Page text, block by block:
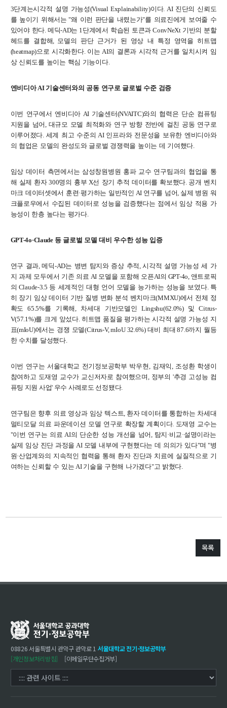
학부장 감사 인사
신임교수초빙
초빙안내
3단계는시각적 설명 가능성(Visual Explainability)이다. AI 진단의 신뢰도
를 높이기 위해서는 "왜 이런 판단을 내렸는가"를 의료진에게 보여줄 수
있어야 한다. 메딕-AD는 1단계에서 학습된 토큰과 ConvNeXt 기반의 분할
헤드를 결합해, 모델의 판단 근거가 된 영상 내 특정 영역을 히트맵
(heatmap)으로 시각화한다. 이는 AI의 결론과 시각적 근거를 일치시켜 임
상 신뢰도를 높이는 핵심 기능이다.
엔비디아AI 기술센터와의 공동 연구로 글로벌 수준 검증
이번 연구에서 엔비디아AI 기술센터(NVAITC)와의 협력은 단순 컴퓨팅
지원을 넘어, 대규모 모델 최적화와 연구 방향 전반에 걸친 공동 연구로
이루어졌다. 세계 최고 수준의 AI 인프라와 전문성을 보유한 엔비디아와
의 협업은 모델의 완성도와 글로벌 경쟁력을 높이는 데 기여했다.
임상 데이터 측면에서는 삼성창원병원 홍파 교수 연구팀과의 협업을 통
해 실제 환자300명의 흉부 X선 장기 추적 데이터를 확보했다. 공개 벤치
마크 데이터셋에서 훈련·평가하는 일반적인 AI 연구를 넘어, 실제 병원 워
크플로우에서 수집된 데이터로 성능을 검증했다는 점에서 임상 적용 가
능성이 한층 높다는 평가다.
GPT-4o·Claude 등 글로벌 모델 대비 우수한 성능 입증
연구 결과,메딕-AD는 병변 탐지와 증상 추적,시각적 설명 가능성 세 가
지 과제 모두에서 기존 의료 AI 모델을 포함해 오픈AI의 GPT-4o, 앤트로픽
의 Claude-3.5 등 세계적인 대형 언어 모델을 능가하는 성능을 보였다. 특
히 장기 임상 데이터 기반 질병 변화 분석 벤치마크(MMXU)에서 전체 정
확도 65.5%를 기록해, 차세대 기반모델인 Lingshu(62.0%) 및
Citrus-
V(57.1%)를 크게 앞섰다. 히트맵 품질을 평가하는 시각적 설명 가능성 지
표(mIoU)에서는 경쟁 모델(Citrus-V, mIoU 32.6%)대비 최대 87.6까지 월등
한 수치를 달성했다.
이번 연구는 서울대학교 전기정보공학부 박우현, 김재익, 조성환 학생이
참여하고 도재영 교수가 교신저자로 참여했으며, 정부의 '추경 고성능 컴
퓨팅 지원 사업' 우수 사례로도 선정됐다.
연구팀은 향후 의료 영상과 임상 텍스트, 환자 데이터를 통합하는 차세대
멀티모달 의료 파운데이션 모델 연구로 확장할 계획이다. 도재영 교수는
"이번 연구는 의료 AI의 단순한 성능 개선을 넘어, 탐지 ·비교·설명이라는
실제 임상 진단 과정을 AI 모델 내부에 구현했다는 데 의의가 있다"며 "병
원·산업계와의 지속적인 협력을 통해 환자 진단과 치료에 실질적으로 기
여하는 신뢰할 수 있는 AI 기술을 구현해 나가겠다"고 밝혔다.
목록
08826 서울특별시 관악구 관악로 1 서울대학교 전기·정보공학부
[개인정보처리방침]
[이메일무단수집거부]